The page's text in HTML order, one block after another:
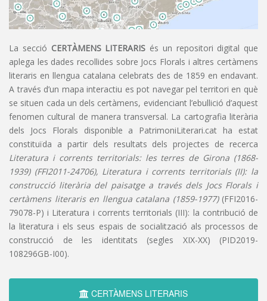
La secció CERTÀMENS LITERARIS és un repositori digital que
aplega les dades recollides sobre Jocs Florals i altres certàmens
literaris en llengua catalana celebrats des de 1859 en endavant.
A través d’un mapa interactiu es pot navegar pel territori en què
se situen cada un dels certàmens, evidenciant l’ebullició d’aquest
fenomen cultural de manera transversal. La cartografia literària
dels Jocs Florals disponible a PatrimoniLiterari.cat ha estat
constituïda a partir dels resultats dels projectes de recerca
Literatura i corrents territorials: les terres de Girona (1868-
1939) (FFI2011-24706), Literatura i corrents territorials (II): la
construcció literària del paisatge a través dels Jocs Florals i
certàmens literaris en llengua catalana (1859-1977)(FFI2016-
79078-P) i Literatura i corrents territorials (III): la contribució de
la literatura i els seus espais de socialització als processos de
construcció de les identitats (segles XIX-XX) (PID2019-
108296GB-I00).
CERTÀMENS LITERARIS